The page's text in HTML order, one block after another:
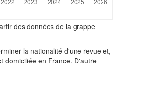
des données de la grappe
la nationalité d'une revue et,
domiciliée en France. D'autre